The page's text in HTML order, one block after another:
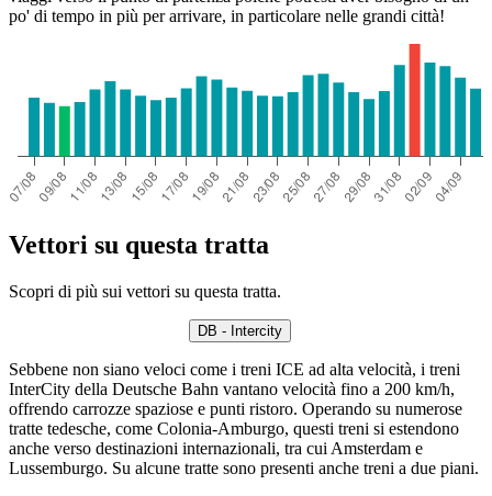
po' di tempo in più per arrivare, in particolare nelle grandi città!
Vettori su questa tratta
Scopri di più sui vettori su questa tratta.
DB - Intercity
Sebbene non siano veloci come i treni ICE ad alta velocità, i treni
InterCity della Deutsche Bahn vantano velocità fino a 200 km/h,
offrendo carrozze spaziose e punti ristoro. Operando su numerose
tratte tedesche, come Colonia-Amburgo, questi treni si estendono
anche verso destinazioni internazionali, tra cui Amsterdam e
Lussemburgo. Su alcune tratte sono presenti anche treni a due piani.